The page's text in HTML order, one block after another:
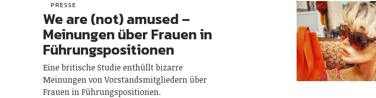
PRESSE
We are (not) amused –
Meinungen über Frauen in
Führungspositionen
Eine britische Studie enthüllt bizarre
Meinungen von Vorstandsmitgliedern über
Frauen in Führungspositionen.